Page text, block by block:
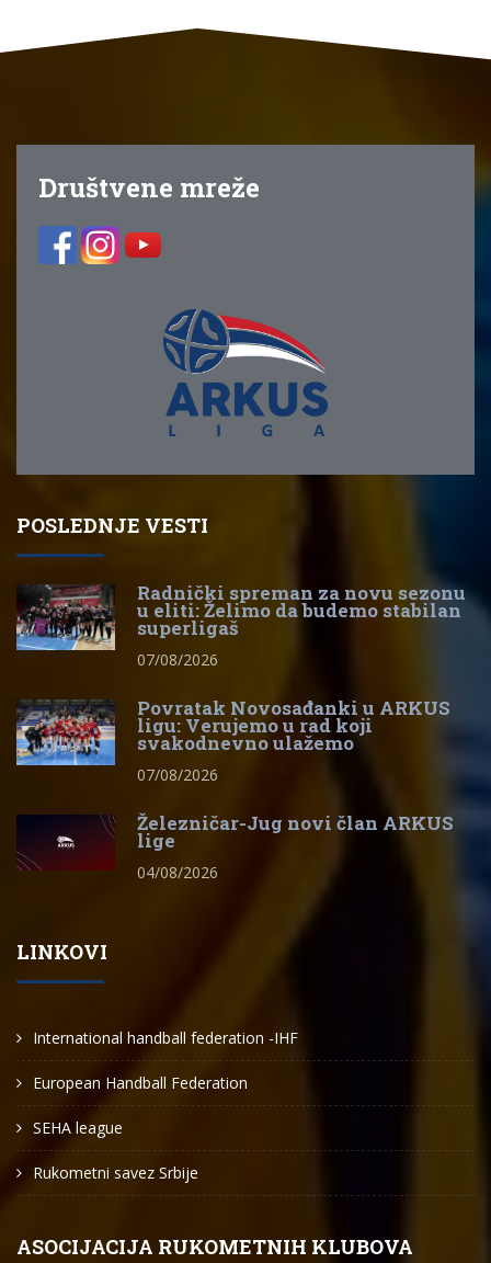
Društvene mreže
POSLEDNJE VESTI
Radnički spreman za novu sezonu
u eliti: Želimo da budemo stabilan
superligaš
07/08/2026
Povratak Novosađanki u ARKUS
ligu: Verujemo u rad koji
svakodnevno ulažemo
07/08/2026
Železničar-Jug novi član ARKUS
lige
04/08/2026
LINKOVI
International handball federation -IHF
European Handball Federation
SEHA league
Rukometni savez Srbije
ASOCIJACIJA RUKOMETNIH KLUBOVA